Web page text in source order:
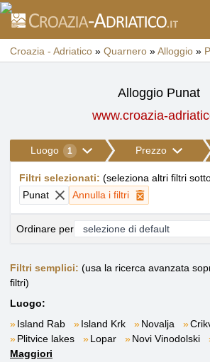
Croazia - Adriatico » Quarnero »Alloggio »
Alloggio Punat
www.croazia-
Luogo 1 Prezzo
Filtri selezionati: (seleziona altri filtri
Punat
Annulla i filtri
Ordinare per
Filtri semplici: (usa la ricerca avanzata
filtri)
Luogo:
Island Rab
Island Krk Novalja
Plitvice lakes
Lopar Novi Vinodolski
Maggiori